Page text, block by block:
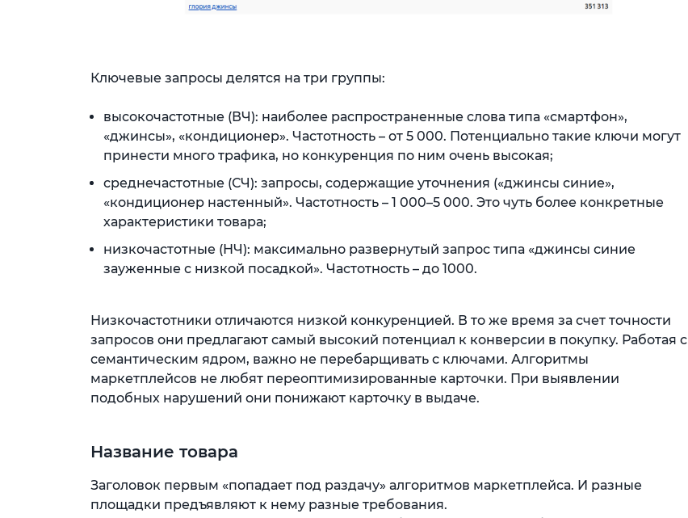
Ключевые запросы делятся на три группы:
высокочастотные (ВЧ): наиболее распространенные слова типа «смартфон»,
«джинсы», «кондиционер». Частотность – от 5 000. Потенциально такие ключи могут
принести много трафика, но конкуренция по ним очень высокая;
среднечастотные (СЧ): запросы, содержащие уточнения («джинсы синие»,
«кондиционер настенный». Частотность – 1 000–5 000. Это чуть более конкретные
характеристики товара;
низкочастотные (НЧ): максимально развернутый запрос типа «джинсы синие
зауженные с низкой посадкой». Частотность – до 1000.
Низкочастотники отличаются низкой конкуренцией. В то же время за счет точности
запросов они предлагают самый высокий потенциал к конверсии в покупку. Работая с
семантическим ядром, важно не перебарщивать с ключами. Алгоритмы
маркетплейсов не любят переоптимизированные карточки. При выявлении
подобных нарушений они понижают карточку в выдаче.
Название товара
Заголовок первым «попадает под раздачу» алгоритмов маркетплейса. И разные
площадки предъявляют к нему разные требования.